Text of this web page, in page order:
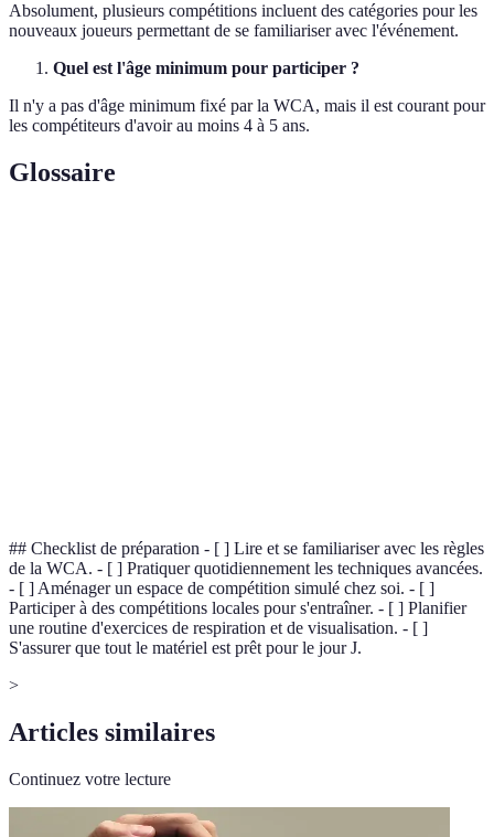
Absolument, plusieurs compétitions incluent des catégories pour les
nouveaux joueurs permettant de se familiariser avec l'événement.
Quel est l'âge minimum pour participer ?
Il n'y a pas d'âge minimum fixé par la WCA, mais il est courant pour
les compétiteurs d'avoir au moins 4 à 5 ans.
Glossaire
## Checklist de préparation - [ ] Lire et se familiariser avec les règles
de la WCA. - [ ] Pratiquer quotidiennement les techniques avancées.
- [ ] Aménager un espace de compétition simulé chez soi. - [ ]
Participer à des compétitions locales pour s'entraîner. - [ ] Planifier
une routine d'exercices de respiration et de visualisation. - [ ]
S'assurer que tout le matériel est prêt pour le jour J.
>
Articles similaires
Continuez votre lecture